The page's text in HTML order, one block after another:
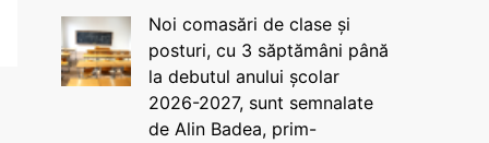
Noi comasări de clase și
posturi, cu 3 săptămâni până
la debutul anului școlar
2026-2027, sunt semnalate
de Alin Badea, prim-